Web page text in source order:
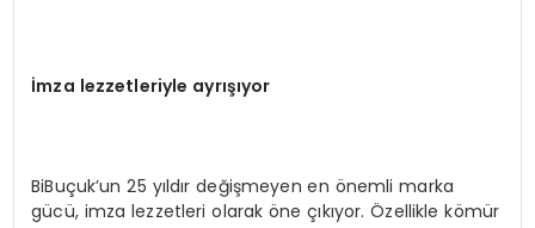
İmza lezzetleriyle ayrışıyor
BiBuçuk’un 25 yıldır değişmeyen en önemli marka
gücü, imza lezzetleri olarak öne çıkıyor. Özellikle kömür